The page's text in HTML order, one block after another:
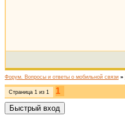
Форум. Вопросы и ответы о мобильной связи »
Страница 1 из 1 1